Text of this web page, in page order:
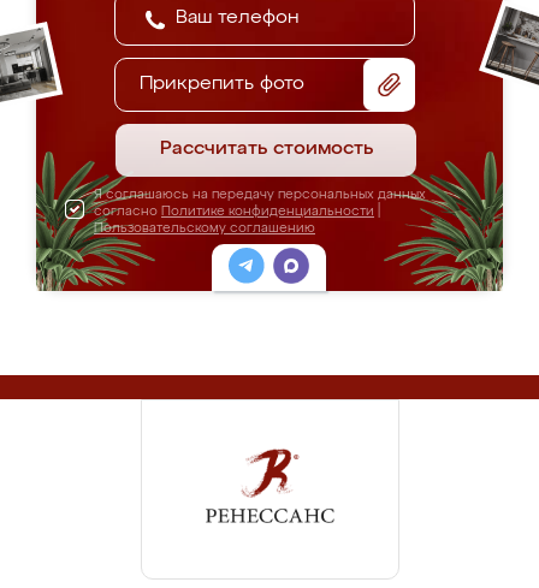
Прикрепить фото
Рассчитать стоимость
Я соглашаюсь на передачу персональных данных
согласно Политике конфиденциальности
Пользовательскому соглашению